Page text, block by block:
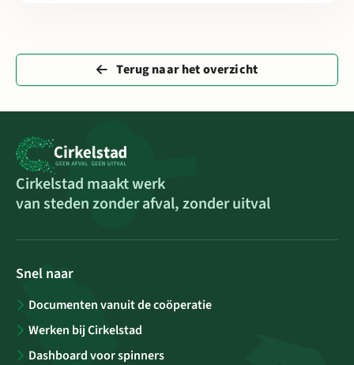
Terug naar het overzicht
Cirkelstad maakt werk
van steden zonder afval, zonder uitval
Snel naar
Documenten vanuit de coöperatie
Werken bij Cirkelstad
Dashboard voor spinners